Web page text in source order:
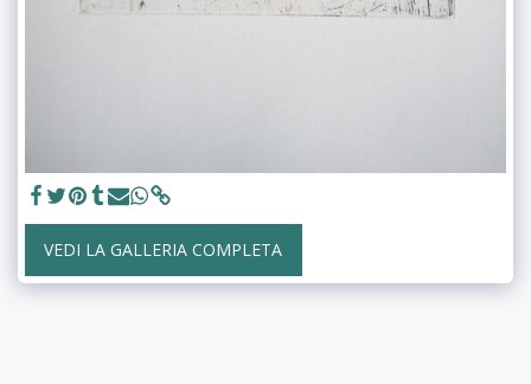
VEDI LA GALLERIA COMPLETA